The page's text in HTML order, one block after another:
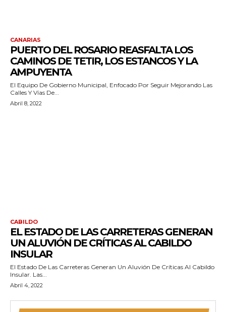
CANARIAS
PUERTO DEL ROSARIO REASFALTA LOS
CAMINOS DE TETIR, LOS ESTANCOS Y LA
AMPUYENTA
El Equipo De Gobierno Municipal, Enfocado Por Seguir Mejorando Las
Calles Y Vías De...
Abril 8, 2022
CABILDO
EL ESTADO DE LAS CARRETERAS GENERAN
UN ALUVIÓN DE CRÍTICAS AL CABILDO
INSULAR
El Estado De Las Carreteras Generan Un Aluvión De Críticas Al Cabildo
Insular. Las...
Abril 4, 2022